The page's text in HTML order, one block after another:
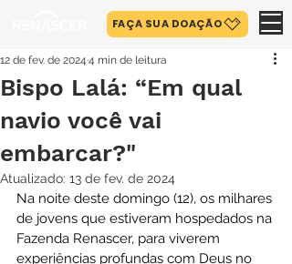
FAÇA SUA DOAÇÃO
Bispo Lalá: “Em qual
navio você vai
embarcar?"
12 de fev. de 2024 4 min de leitura
Atualizado: 13 de fev. de 2024
Na noite deste domingo (12), os milhares
de jovens que estiveram hospedados na
Fazenda Renascer, para viverem
experiências profundas com Deus no